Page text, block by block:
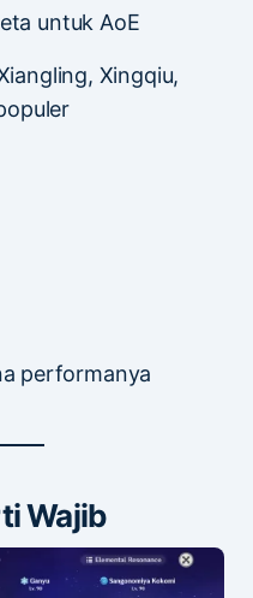
untuk AoE
Xingqiu,
performanya
Wajib